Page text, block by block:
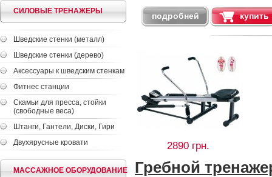
подробней купить
2890 грн.
Гребной
СИЛОВЫЕ ТРЕНАЖЕРЫ
Шведские стенки (металл)
Шведские стенки (дерево)
Аксессуары к шведским стенкам
Фитнес станции
Скамьи для пресса, cтойки
(свободные веса)
Штанги, Гантели, Диски, Гири
Двухярусные кровати
МАССАЖНОЕ ОБОРУДОВАНИЕ